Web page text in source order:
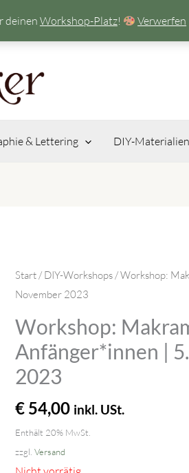
deinen Workshop-Platz! Verwerfen
& Lettering DIY-Materialien
Start / DIY-Workshops / Workshop:
November 2023
Workshop:
Anfänger*innen |
2023
€ 54,00 inkl. USt.
Enthält 20% MwSt.
zzgl.Versand